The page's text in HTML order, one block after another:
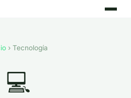
› Tecnología
💻